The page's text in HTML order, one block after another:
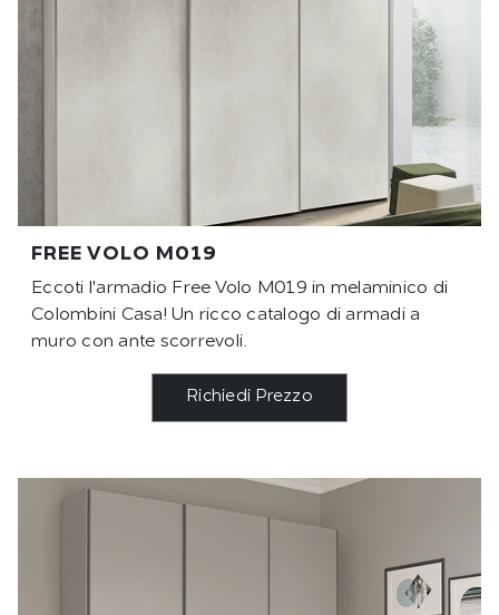
FREE VOLO M019
Eccoti l'armadio Free Volo M019 in melaminico di
Colombini Casa! Un ricco catalogo di armadi a
muro con ante scorrevoli.
Richiedi Prezzo